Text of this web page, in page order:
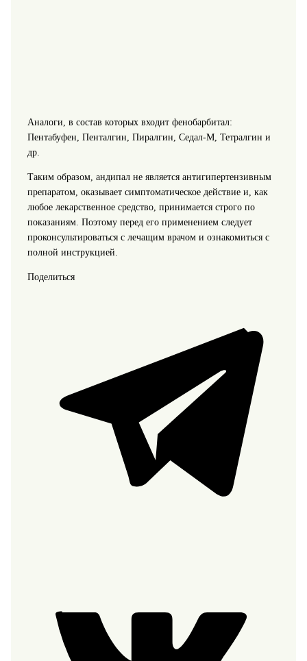
Аналоги, в состав которых входит фенобарбитал:
Пентабуфен, Пенталгин, Пиралгин, Седал-М, Тетралгин и
др.
Таким образом, андипал не является антигипертензивным
препаратом, оказывает симптоматическое действие и, как
любое лекарственное средство, принимается строго по
показаниям. Поэтому перед его применением следует
проконсультироваться с лечащим врачом и ознакомиться с
полной инструкцией.
Поделиться